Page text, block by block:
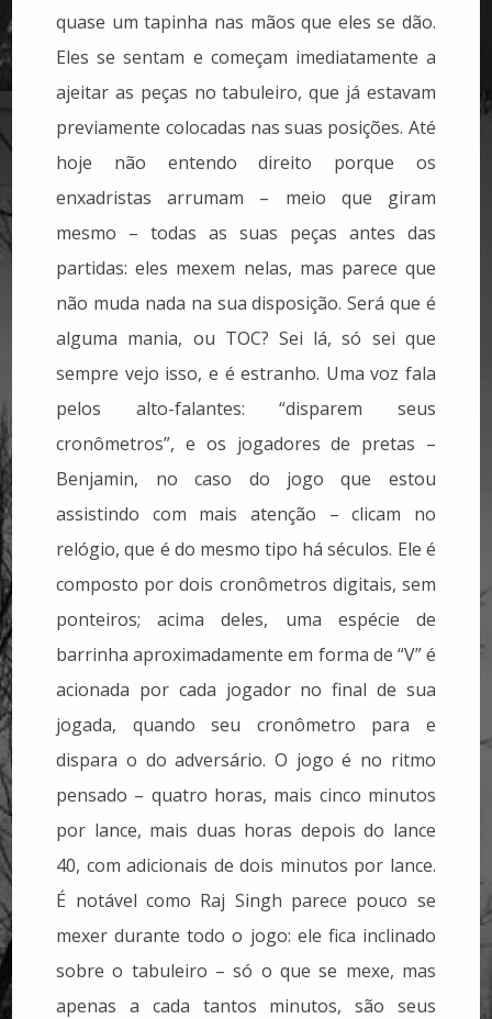
quase um tapinha nas mãos que eles se dão.
Eles se sentam e começam imediatamente a
ajeitar as peças no tabuleiro, que já estavam
previamente colocadas nas suas posições. Até
hoje não entendo direito porque os
enxadristas arrumam – meio que giram
mesmo – todas as suas peças antes das
partidas: eles mexem nelas, mas parece que
não muda nada na sua disposição. Será que é
alguma mania, ou TOC? Sei lá, só sei que
sempre vejo isso, e é estranho. Uma voz fala
pelos alto-falantes: “disparem seus
cronômetros”, e os jogadores de pretas –
Benjamin, no caso do jogo que estou
assistindo com mais atenção – clicam no
relógio, que é do mesmo tipo há séculos. Ele é
composto por dois cronômetros digitais, sem
ponteiros; acima deles, uma espécie de
barrinha aproximadamente em forma de “V” é
acionada por cada jogador no final de sua
jogada, quando seu cronômetro para e
dispara o do adversário. O jogo é no ritmo
pensado – quatro horas, mais cinco minutos
por lance, mais duas horas depois do lance
40, com adicionais de dois minutos por lance.
É notável como Raj Singh parece pouco se
mexer durante todo o jogo: ele fica inclinado
sobre o tabuleiro – só o que se mexe, mas
apenas a cada tantos minutos, são seus